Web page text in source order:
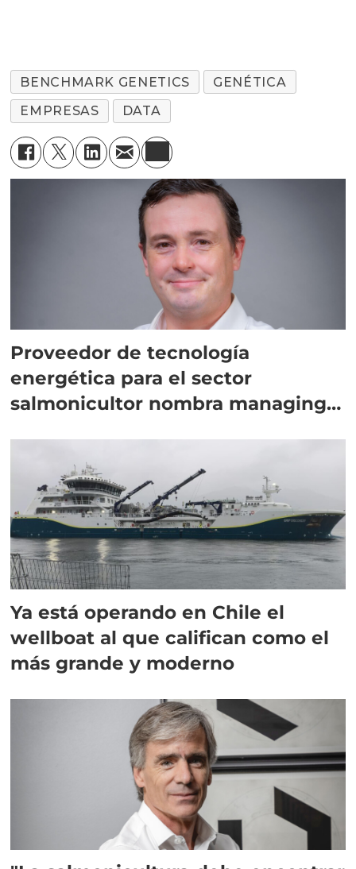
BENCHMARK GENETICS
GENÉTICA
EMPRESAS
DATA
Proveedor de tecnología
energética para el sector
salmonicultor nombra managing
Ya está operando en Chile el
wellboat al que califican como el
más grande y moderno